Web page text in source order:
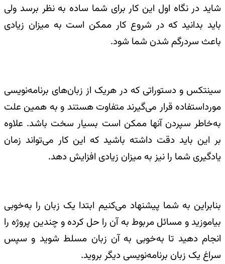
شاید در نگاه اول این کار برای شما ساده به نظر برسد ولی
باید بدانید که در شروع کار ممکن است به میزان زیادی
باعث سردرگم شدن شما شود.
سینتکس و دستوراتی که در هریک از زبان‌های برنامه‌نویسی
مورداستفاده قرار می‌گیرند متفاوت هستند و به همین علت
به‌خاطر سپردن آنها ممکن است بسیار سخت باشد. علاوه
بر این باید دقت داشته باشید که این کار می‌تواند زمان
یادگیری شما را نیز به میزان زیادی افزایش دهد.
بنابراین به شما پیشنهاد می‌کنیم ابتدا یک زبان را به‌خوبی
بیاموزید و مسائل مربوط به آن را حل کرده و چندین پروژه را
انجام دهید تا به‌خوبی به آن زبان مسلط شوید و سپس
سراغ یک زبان برنامه‌نویسی دیگر بروید.